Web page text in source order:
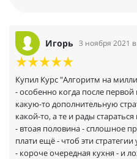
Игорь 3 ноября 2021
Купил Курс "Алгоритм на
- особенно когда после
какую-то дополнительную
какой-то, а те и рады
- втоая половина - сплошное
плати ещё - чтоб эти стратегии
- короче очередная кухня - и